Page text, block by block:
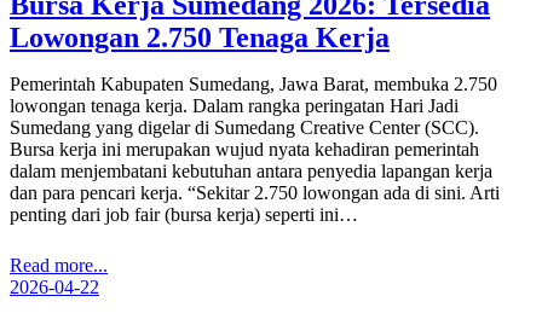
Lowongan 2.750 Tenaga Kerja
Pemerintah Kabupaten Sumedang, Jawa Barat, membuka 2.750
lowongan tenaga kerja. Dalam rangka peringatan Hari Jadi
Sumedang yang digelar di Sumedang Creative Center (SCC).
Bursa kerja ini merupakan wujud nyata kehadiran pemerintah
dalam menjembatani kebutuhan antara penyedia lapangan kerja
dan para pencari kerja. “Sekitar 2.750 lowongan ada di sini. Arti
penting dari job fair (bursa kerja) seperti ini…
Read more...
2026-04-22